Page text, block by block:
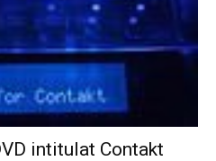
intitulat Contakt